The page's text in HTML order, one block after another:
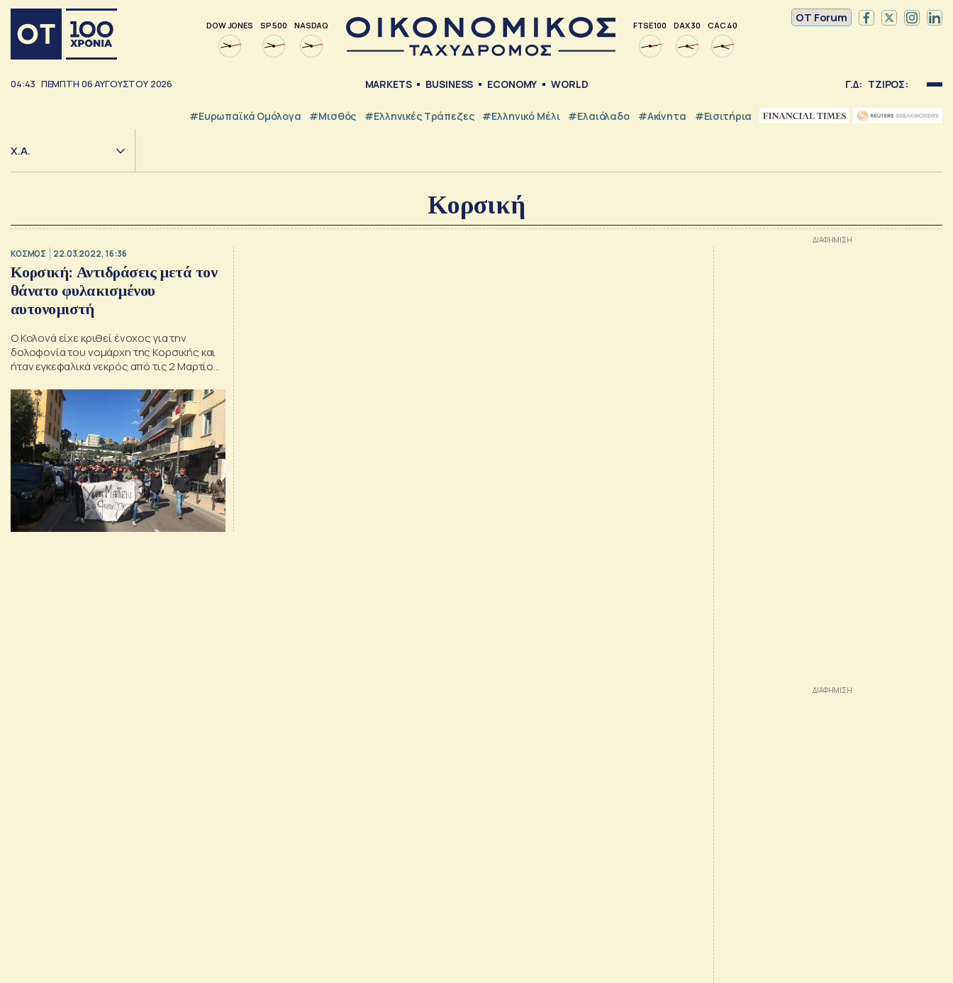
DOW JONES SP 500 NASDAQ FTSE 100 DAX 30 CAC 40
OT Forum
04:43 ΠΕΜΠΤΗ 06ΑΥΓΟΥΣΤΟΥ 2026 MARKETS BUSINESS ECONOMY WORLD Γ.Δ: ΤΖΙΡΟΣ:
#Ευρωπαϊκά Ομόλογα #Μισθός #ελληνικές Τράπεζες #Ελληνικό Μέλι #Ελαιόλαδο #Ακίνητα #εισιτήρια
Χ.Α.
Κορσική
ΚΟΣΜΟΣ 22.03.2022, 16:36
Κορσική: Αντιδράσεις μετά τον
θάνατο φυλακισμένου
αυτονομιστή
Ο Κολονά είχε κριθεί ένοχος για την
δολοφονία του νομάρχη της Κορσικής και
ήταν εγκεφαλικά νεκρός από τις 2 Μαρτίου
ισλαμιστή βαρυποινίτη